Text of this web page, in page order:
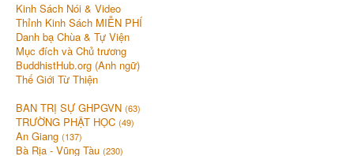
Kinh Sách Nói & Video
Thỉnh Kinh Sách MIỄN PHÍ
Danh bạ Chùa & Tự Viện
Mục đích và Chủ trương
BuddhistHub.org (Anh ngữ)
Thế Giới Từ Thiện
BAN TRỊ SỰ GHPGVN (63)
TRƯỜNG PHẬT HỌC (49)
An Giang (137)
Bà Rịa - Vũng Tàu (230)